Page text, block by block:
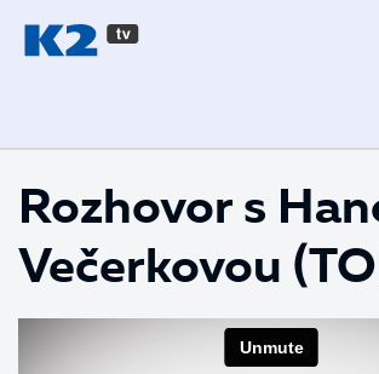
Rozhovor s
Večerkovou